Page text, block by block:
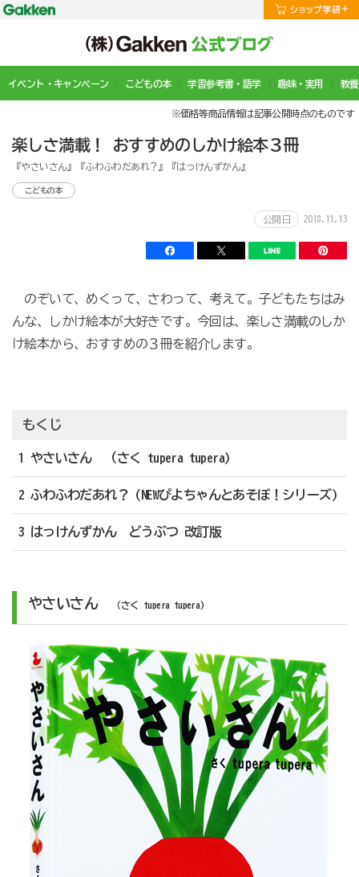
イベント・キャンペーン こどもの本 学習参考書・語学 趣味・実用 教
※価格等商品情報は記事公開時点のものです
楽しさ満載！ おすすめのしかけ絵本３冊
『やさいさん』『ふわふわだあれ？』『はっけんずかん』
こどもの本
公開日 2018.11.13
のぞいて、めくって、さわって、考えて。子どもたちはみ
んな、しかけ絵本が大好きです。今回は、楽しさ満載のしか
け絵本から、おすすめの３冊を紹介します。
もくじ
1 やさいさん （さく tupera tupera)
2 ふわふわだあれ？ (NEWぴよちゃんとあそぼ！シリーズ)
3 はっけんずかん どうぶつ 改訂版
やさいさん （さく tupera tupera)